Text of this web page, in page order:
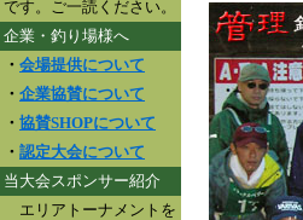
です。ご一読ください。
企業・釣り場様へ
・ 会場提供について
・ 企業協賛について
・ 協賛SHOPについて
・ 認定大会について
当大会スポンサー紹介
エリアトーナメントを